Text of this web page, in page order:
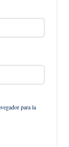
para la